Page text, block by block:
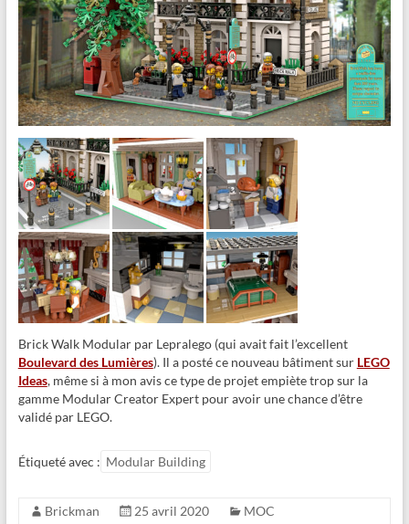
Brick Walk Modular par Lepralego (qui avait fait l’excellent
Boulevard des Lumières). Il a posté ce nouveau bâtiment sur LEGO
Ideas, même si à mon avis ce type de projet empiète trop sur la
gamme Modular Creator Expert pour avoir une chance d’être
validé par LEGO.
Étiqueté avec : Modular Building
Brickman 25 avril 2020
MOC